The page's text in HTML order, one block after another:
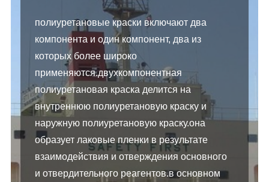
полиуретановые краски включают два
компонента и один компонент, два из
которых более широко
применяются.двухкомпонентная
полиуретановая краска делится на
внутреннюю полиуретановую краску и
наружную полиуретановую краску.она
образует лаковые пленки в результате
взаимодействия и отверждения основного
и отвердительного реагентов.в основном